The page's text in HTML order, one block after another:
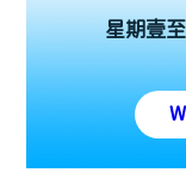
星期壹